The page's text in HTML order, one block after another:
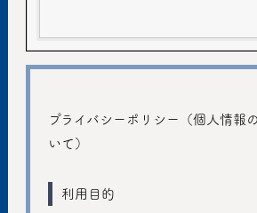
プライバシーポリシー（個人情報
いて）
利用目的